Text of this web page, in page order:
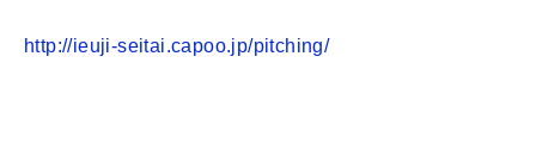
http://ieuji-seitai.capoo.jp/pitching/